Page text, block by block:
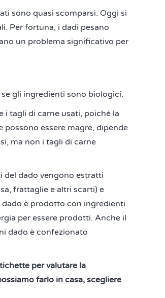
sono quasi scomparsi. Oggi si
Per fortuna, i dadi pesano
un problema significativo per
gli ingredienti sono biologici.
i tagli di carne usati, poiché la
possono essere magre, dipende
ma non i tagli di carne
del dado vengono estratti
frattaglie e altri scarti) e
dado è prodotto con ingredienti
per essere prodotti. Anche il
dado è confezionato
per valutare la
farlo in casa, scegliere